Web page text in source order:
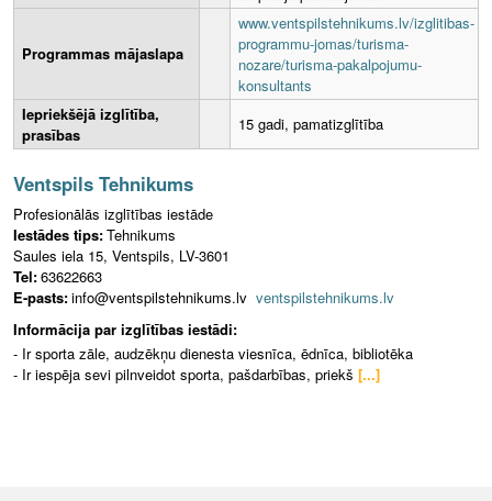
Programmas mājaslapa
www.ventspilstehnikums.lv/izglitibas-
programmu-jomas/turisma-
nozare/turisma-pakalpojumu-
konsultants
Iepriekšējā izglītība,
prasības
15 gadi, pamatizglītība
Ventspils Tehnikums
Profesionālās izglītības iestāde
Iestādes tips:Tehnikums
Saules iela 15, Ventspils, LV-3601
Tel:63622663
E-pasts:info@ventspilstehnikums.lv ventspilstehnikums.lv
Informācija par izglītības iestādi:
- Ir sporta zāle, audzēkņu dienesta viesnīca, ēdnīca, bibliotēka
- Ir iespēja sevi pilnveidot sporta, pašdarbības, priekš [...]